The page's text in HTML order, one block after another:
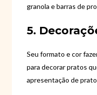
granola e barras de
5.
Seu formato e cor
para decorar pratos
apresentação de